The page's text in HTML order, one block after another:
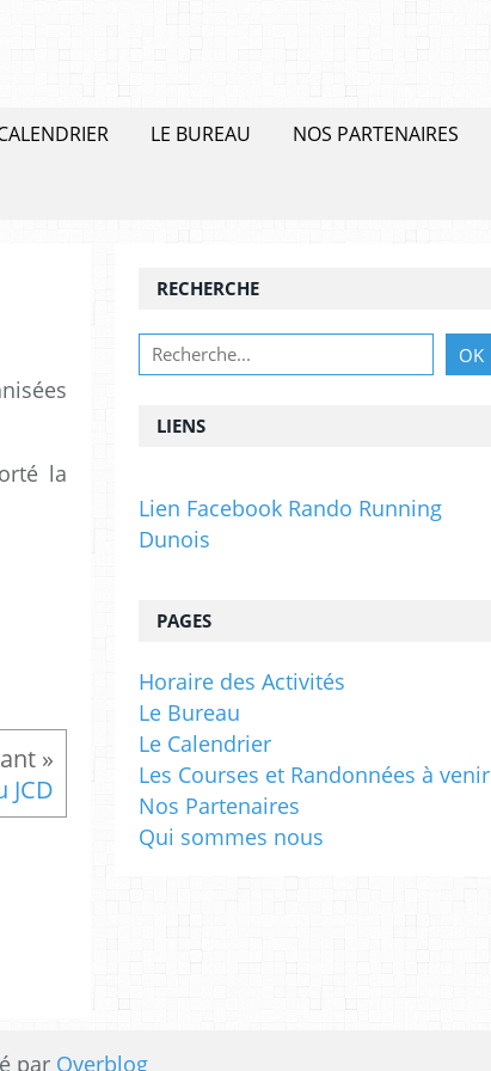
LE BUREAU NOS PARTENAIRES
la
JCD
RECHERCHE
PAGES
Horaire des Activités
Le Bureau
Le Calendrier
Les Courses et Randonnées à venir
Nos Partenaires
Qui sommes nous
LIENS
Lien Facebook Rando Running
Dunois
par Overblog